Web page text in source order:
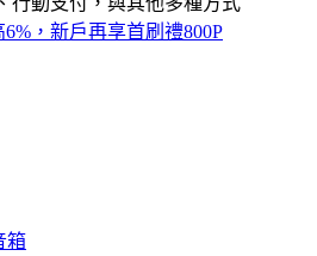
6%，新戶再享首刷禮800P
箱